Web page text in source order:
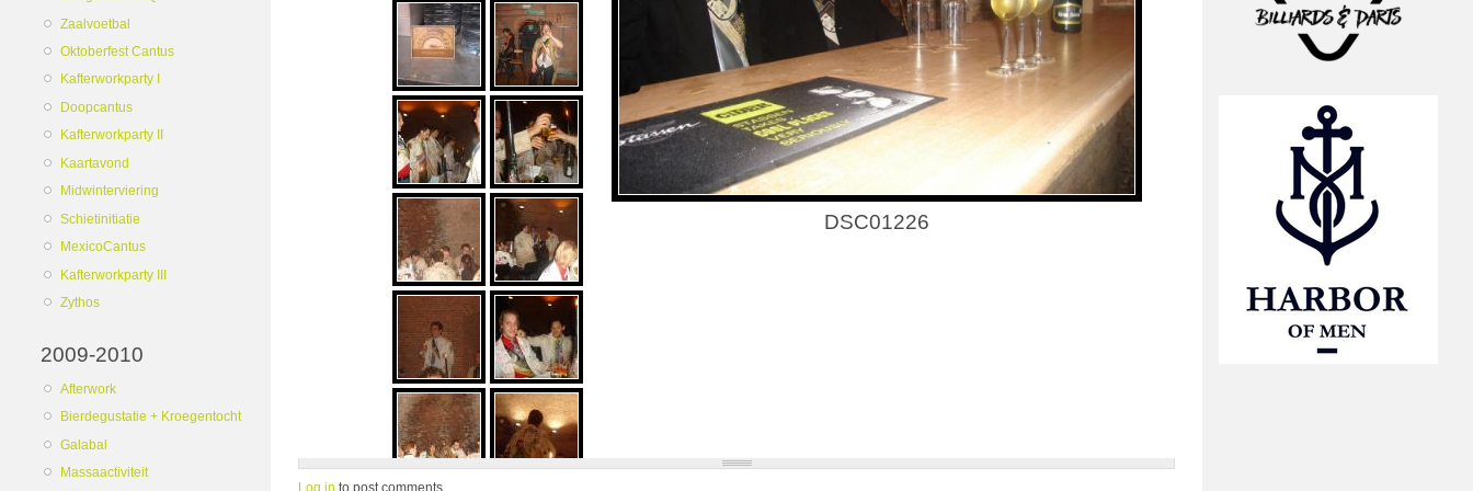
Zaalvoetbal
Oktoberfest Cantus
Kafterworkparty I
Doopcantus
Kafterworkparty II
Kaartavond
Midwinterviering
Schietinitiatie
MexicoCantus
Kafterworkparty III
Zythos
2009-2010
Afterwork
Bierdegustatie + Kroegentocht
Galabal
Massaactiviteit
DSC01226
Log in to post comments